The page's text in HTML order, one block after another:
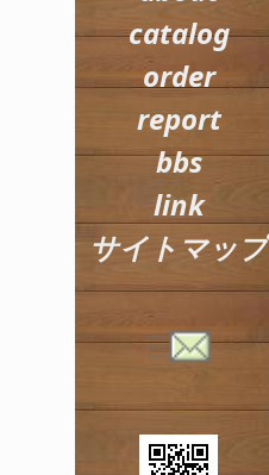
catalog
order
report
bbs
link
サイトマップ